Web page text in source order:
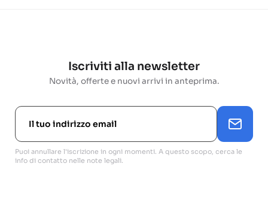
Iscriviti alla newsletter
Novità, offerte e nuovi arrivi in anteprima.
Puoi annullare l'iscrizione in ogni momenti. A questo scopo, cerca le
info di contatto nelle note legali.